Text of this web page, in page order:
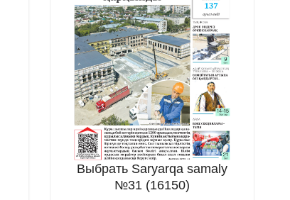
Выбрать Saryarqa samaly
№31 (16150)